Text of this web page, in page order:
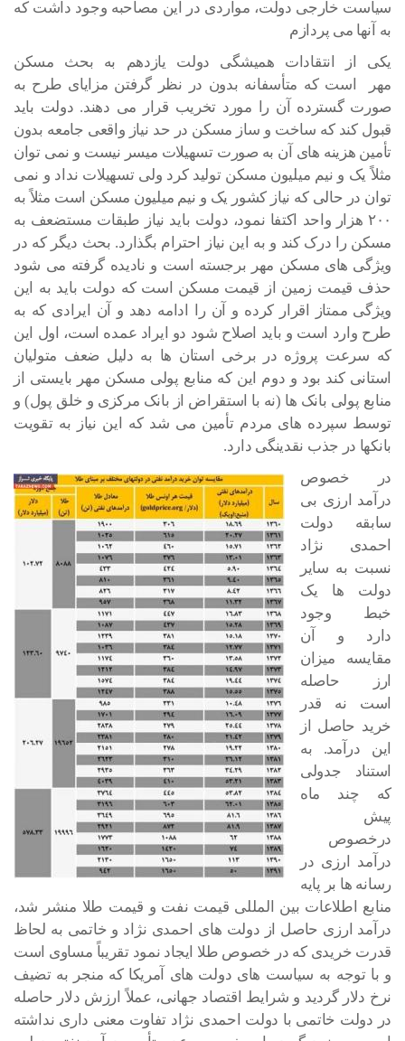
سیاست خارجی دولت، مواردی در این مصاحبه وجود داشت که
به آنها می پردازم
یکی از انتقادات همیشگی دولت یازدهم به بحث مسکن
مهر است که متأسفانه بدون در نظر گرفتن مزایای طرح به
صورت گسترده آن را مورد تخریب قرار می دهند. دولت باید
قبول کند که ساخت و ساز مسکن در حد نیاز واقعی جامعه بدون
تأمین هزینه های آن به صورت تسهیلات میسر نیست و نمی توان
مثلاً یک و نیم میلیون مسکن تولید کرد ولی تسهیلات نداد و نمی
توان در حالی که نیاز کشور یک و نیم میلیون مسکن است مثلاً به
۲۰۰ هزار واحد اکتفا نمود، دولت باید نیاز طبقات مستضعف به
مسکن را درک کند و به این نیاز احترام بگذارد. بحث دیگر که در
ویژگی های مسکن مهر برجسته است و نادیده گرفته می شود
حذف قیمت زمین از قیمت مسکن است که دولت باید به این
ویژگی ممتاز اقرار کرده و آن را ادامه دهد و آن ایرادی که به
طرح وارد است و باید اصلاح شود دو ایراد عمده است، اول این
که سرعت پروژه در برخی استان ها به دلیل ضعف متولیان
استانی کند بود و دوم این که منابع پولی مسکن مهر بایستی از
منابع پولی بانک ها (نه با استقراض از بانک مرکزی و خلق پول) و
توسط سپرده های مردم تأمین می شد که این نیاز به تقویت
بانکها در جذب نقدینگی دارد.
در خصوص
درآمد ارزی بی
سابقه دولت
احمدی نژاد
نسبت به سایر
دولت ها یک
خبط وجود
دارد و آن
مقایسه میزان
ارز حاصله
است نه قدر
خرید حاصل از
این درآمد. به
استناد جدولی
که چند ماه
پیش
درخصوص
درآمد ارزی در
رسانه ها بر پایه
منابع اطلاعات بین المللی قیمت نفت و قیمت طلا منشر شد،
درآمد ارزی حاصل از دولت های احمدی نژاد و خاتمی به لحاظ
قدرت خریدی که در خصوص طلا ایجاد نمود تقریباً مساوی است
و با توجه به سیاست های دولت های آمریکا که منجر به تضیف
نرخ دلار گردید و شرایط اقتصاد جهانی، عملاً ارزش دلار حاصله
در دولت خاتمی با دولت احمدی نژاد تفاوت معنی داری نداشته